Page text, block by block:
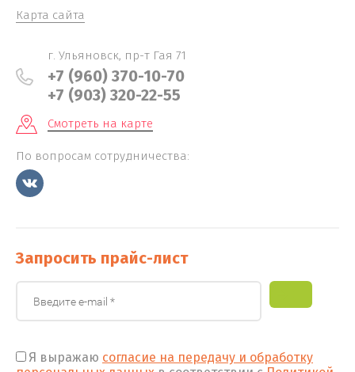
Карта сайта
г. Ульяновск, пр-т Гая 71
+7 (960) 370-10-70
+7 (903) 320-22-55
Смотреть на карте
По вопросам сотрудничества:
Запросить прайс-лист
Я выражаю согласие на передачу и обработку